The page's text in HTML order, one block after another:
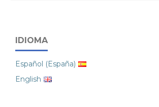
IDIOMA
Español (España)
English